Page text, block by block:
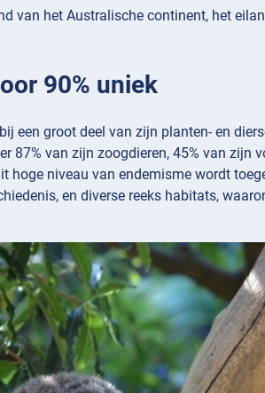
van het Australische continent, het
90% uniek
een groot deel van zijn planten- en
van zijn zoogdieren, 45% van zijn
niveau van endemisme wordt
en diverse reeks habitats,